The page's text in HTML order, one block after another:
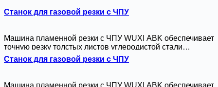
Станок для газовой резки с ЧПУ
Машина пламенной резки с ЧПУ WUXI ABK обеспечивает
точную резку толстых листов углеродистой стали
толщиной до 300 мм. Благодаря усовершенствованному
газовому контролю и стабильной работе он обеспечивает
Прочная конструкция и удобная система ЧПУ делают его
Станок для газовой резки с ЧПУ
Машина пламенной резки с ЧПУ WUXI ABK обеспечивает